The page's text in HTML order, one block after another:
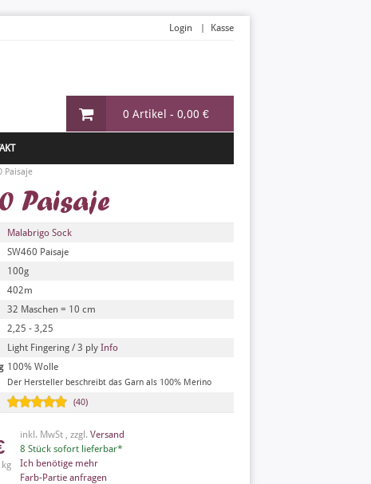
0 Artikel - 0,00 €
Login Kasse
Paisaje
Paisaje
Malabrigo Sock
SW460 Paisaje
100g
402m
32 Maschen = 10 cm
2,25 - 3,25
Light Fingering / 3 ply Info
100% Wolle
Der Hersteller beschreibt das Garn als 100% Merino
(40)
inkl. MwSt , zzgl. Versand
8 Stück sofort lieferbar*
Ich benötige mehr
Farb-Partie anfragen